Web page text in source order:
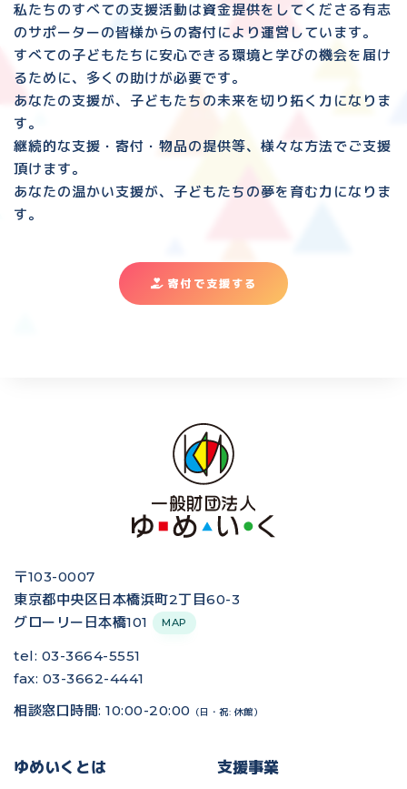
私たちのすべての支援活動は資金提供をしてくださる有志
のサポーターの皆様からの寄付により運営しています。
すべての子どもたちに安心できる環境と 学びの機会を届け
るために、多くの助けが必要です。
あなたの支援が、子どもたちの未来を切り拓く力になりま
す。
継続的な支援・寄付・物品の提供等、様々な方法でご支援
頂けます。
あなたの温かい支援が、子どもたちの夢を育む力になりま
す。
寄付で支援する
〒103-0007
東京都中央区日本橋浜町2丁目60-3
グローリー日本橋101
MAP
tel: 03-3664-5551
fax: 03-3662-4441
相談窓口時間: 10:00-20:00
（日・祝: 休館）
ゆめいくとは 支援事業